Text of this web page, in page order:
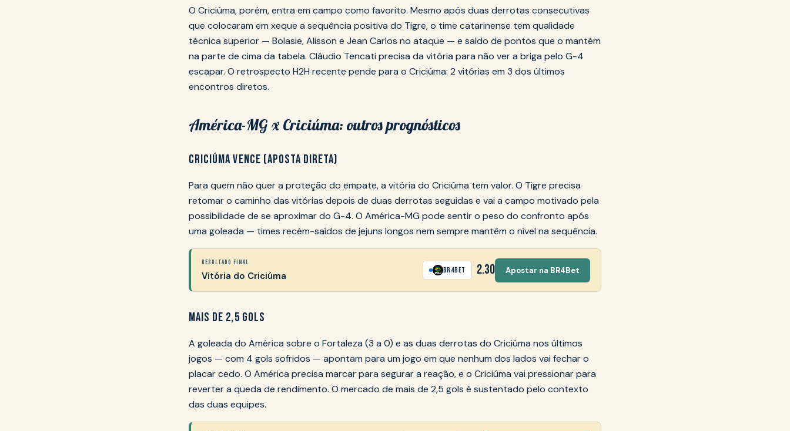
O Criciúma, porém, entra em campo como favorito. Mesmo após duas derrotas consecutivas
que colocaram em xeque a sequência positiva do Tigre, o time catarinense tem qualidade
técnica superior — Bolasie, Alisson e Jean Carlos no ataque — e saldo de pontos que o mantém
na parte de cima da tabela. Cláudio Tencati precisa da vitória para não ver a briga pelo G-4
escapar. O retrospecto H2H recente pende para o Criciúma: 2 vitórias em 3 dos últimos
encontros diretos.
América-MG x Criciúma: outros prognósticos
CRICIÚMA VENCE (APOSTA DIRETA)
Para quem não quer a proteção do empate, a vitória do Criciúma tem valor. O Tigre precisa
retomar o caminho das vitórias depois de duas derrotas seguidas e vai a campo motivado pela
possibilidade de se aproximar do G-4. O América-MG pode sentir o peso do confronto após
uma goleada — times recém-saídos de jejuns longos nem sempre mantêm o nível na sequência.
RESULTADO FINAL
Vitória do Criciúma BR4Bet 2.30 Apostar na BR4Bet
MAIS DE 2,5 GOLS
A goleada do América sobre o Fortaleza (3 a 0) e as duas derrotas do Criciúma nos últimos
jogos — com 4 gols sofridos — apontam para um jogo em que nenhum dos lados vai fechar o
placar cedo. O América precisa marcar para segurar a reação, e o Criciúma vai pressionar para
reverter a queda de rendimento. O mercado de mais de 2,5 gols é sustentado pelo contexto
das duas equipes.